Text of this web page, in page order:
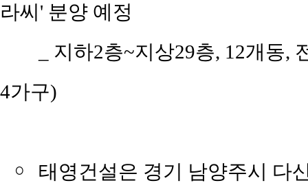
라씨' 분양 예정
지하2층~지상29층, 12개동,
4가구)
￮
태영건설은 경기 남양주시 다